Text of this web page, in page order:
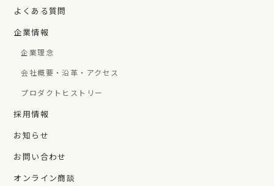
よくある質問
企業情報
企業理念
会社概要・沿革・アクセス
プロダクトヒストリー
採用情報
お知らせ
お問い合わせ
オンライン商談